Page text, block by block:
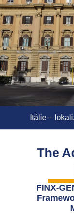
Itálie –
The
FINX-